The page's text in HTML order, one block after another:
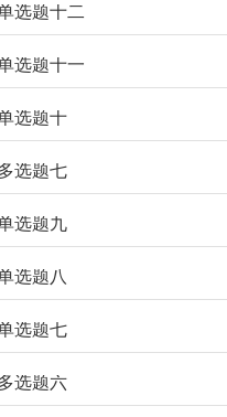
选题十二
选题十一
选题十
选题七
选题九
选题八
选题七
选题六